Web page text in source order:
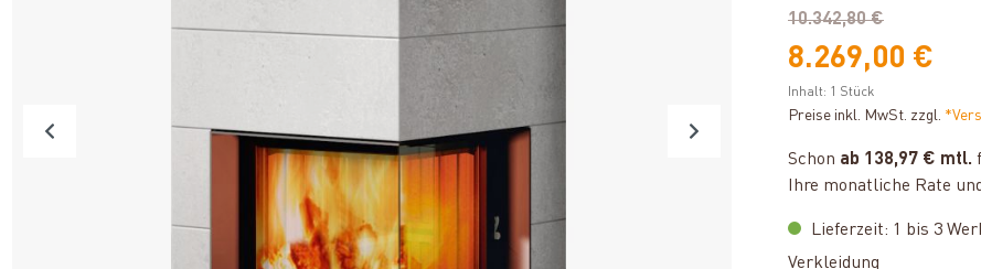
10.342,80 €
8.269,00 €
Inhalt: 1 Stück
Preise inkl. MwSt. zzgl.
Schon ab 138,97 € mtl.
Ihre monatliche Rate
Lieferzeit: 1 bis 3
Verkleidung